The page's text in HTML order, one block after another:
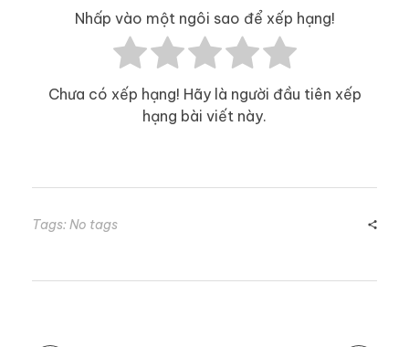
Nhấp vào một ngôi sao để xếp hạng!
Chưa có xếp hạng! Hãy là người đầu tiên xếp
hạng bài viết này.
Tags: No tags